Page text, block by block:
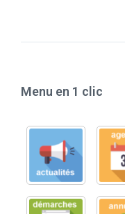
Menu en 1 clic